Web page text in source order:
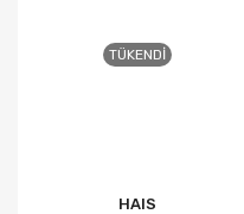
TÜKENDI
HAIS